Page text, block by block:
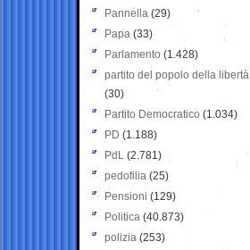
Pannella (29)
Papa (33)
Parlamento (1.428)
partito del popolo della libertà
(30)
Partito Democratico (1.034)
PD (1.188)
PdL (2.781)
pedofilia (25)
Pensioni (129)
Politica (40.873)
polizia (253)